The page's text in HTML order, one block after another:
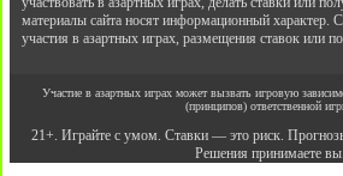
материалы сайта носят информационный характер.
участия в азартных играх, размещения ставок или
Участие в азартных играх может вызвать игровую
(принципов) ответственной
21+. Играйте с умом. Ставки — это риск. Прогнозы
Решения принимаете вы.